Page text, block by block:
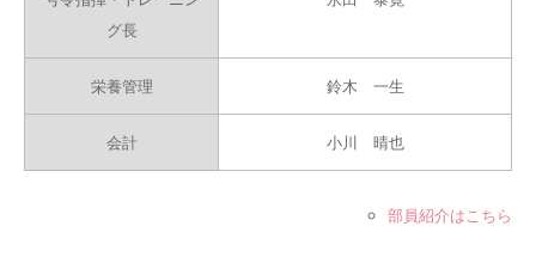
グ長
栄養管理 鈴木 一生
会計 小川 晴也
部員紹介はこちら